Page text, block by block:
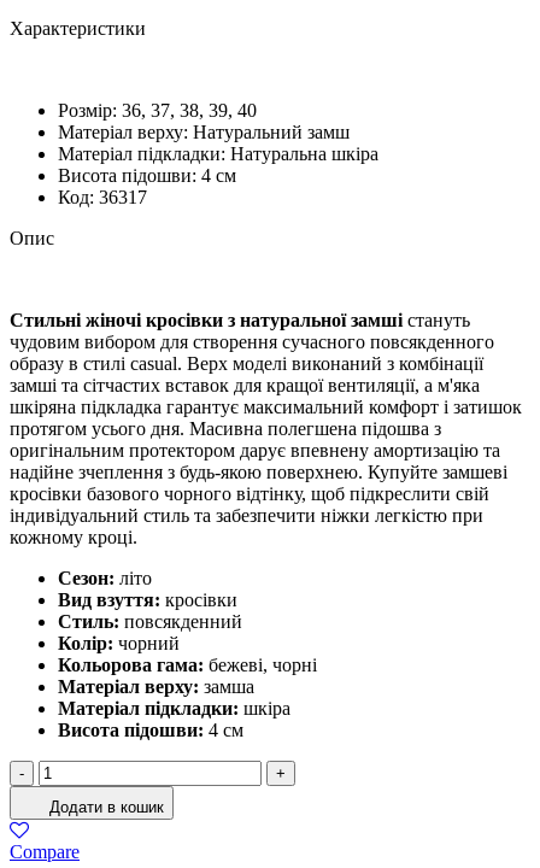
Характеристики
Розмiр: 36, 37, 38, 39, 40
Матеріал верху: Натуральний замш
Матеріал підкладки: Натуральна шкіра
Висота підошви: 4 см
Код: 36317
Опис
Стильні жіночі кросівки з натуральної замші стануть
чудовим вибором для створення сучасного повсякденного
образу в стилі casual. Верх моделі виконаний з комбінації
замші та сітчастих вставок для кращої вентиляції, а м'яка
шкіряна підкладка гарантує максимальний комфорт і затишок
протягом усього дня. Масивна полегшена підошва з
оригінальним протектором дарує впевнену амортизацію та
надійне зчеплення з будь-якою поверхнею. Купуйте замшеві
кросівки базового чорного відтінку, щоб підкреслити свій
індивідуальний стиль та забезпечити ніжки легкістю при
кожному кроці.
Сезон: літо
Вид взуття: кросівки
Стиль: повсякденний
Колір: чорний
Кольорова гама: бежеві, чорні
Матеріал верху: замша
Матеріал підкладки: шкіра
Висота підошви: 4 см
Жіночі
Замшеві
Кросівки
Чорні
З
-
+
Додати в кошик
Compare